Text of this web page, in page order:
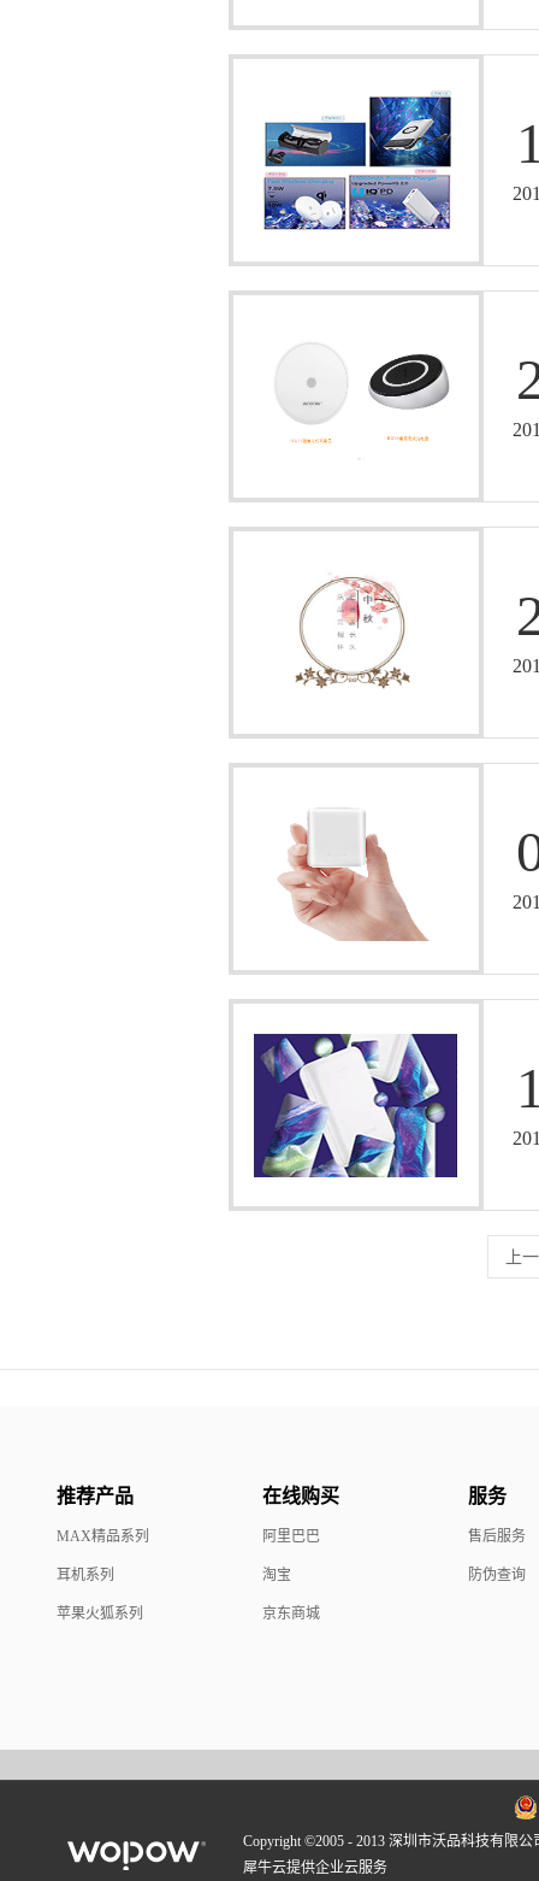
上
推荐产品
MAX精品系列
耳机系列
苹果火狐系列
在线购买
阿里巴巴
淘宝
京东商城
服务
售后服务
防伪查询
Copyright ©2005 - 2013 深圳市沃品科技有限公
犀牛云提供企业云服务